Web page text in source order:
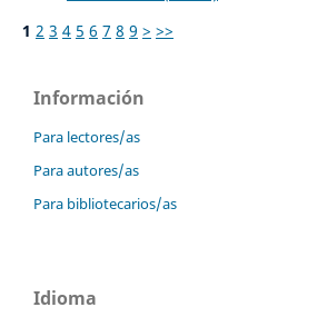
1 2 3 4 5 6 7 8 9 > >>
Información
Para lectores/as
Para autores/as
Para bibliotecarios/as
Idioma